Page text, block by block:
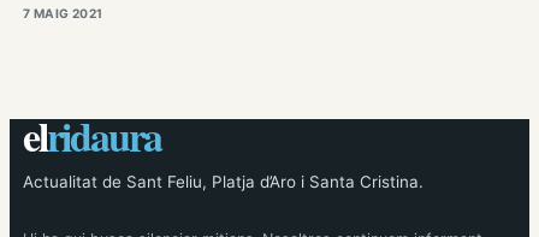
7 MAIG 2021
elridaura
Actualitat de Sant Feliu, Platja d’Aro i Santa Cristina.